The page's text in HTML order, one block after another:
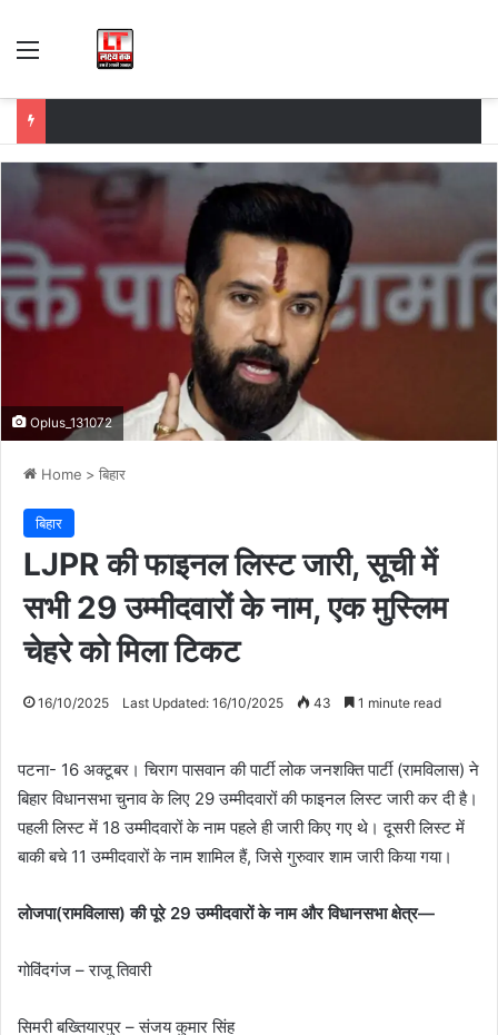
Menu
Oplus_131072
Home > बिहार
बिहार
LJPR की फाइनल लिस्ट जारी, सूची में
सभी 29 उम्मीदवारों के नाम, एक मुस्लिम
चेहरे को मिला टिकट
16/10/2025 Last Updated: 16/10/2025 43 1 minute read
पटना- 16 अक्टूबर। चिराग पासवान की पार्टी लोक जनशक्ति पार्टी (रामविलास) ने
बिहार विधानसभा चुनाव के लिए 29 उम्मीदवारों की फाइनल लिस्ट जारी कर दी है।
पहली लिस्ट में 18 उम्मीदवारों के नाम पहले ही जारी किए गए थे। दूसरी लिस्ट में
बाकी बचे 11 उम्मीदवारों के नाम शामिल हैं, जिसे गुरुवार शाम जारी किया गया।
लाेजपा(रामविलास) की पूरे 29 उम्मीदवारों के नाम और विधानसभा क्षेत्र—
गोविंदगंज – राजू तिवारी
सिमरी बख्तियारपुर – संजय कुमार सिंह